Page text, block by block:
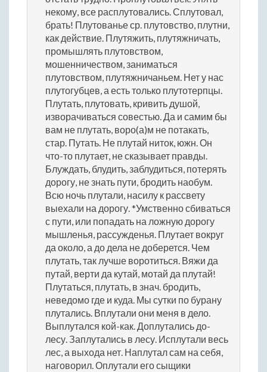
некому, все расплутовались. Сплутовал,
брать! Плутованье ср. плутовство, плутни,
как действие. Плутяжить, плутяжничать,
промышлять плутовством,
мошенничеством, заниматься
плутовством, плутяжничаньем. Нет у нас
плутогубцев, а есть только плутотерпцы.
Плутать, плутовать, кривить душой,
изворачиваться совестью. Да и самим бы
вам не плутать, воро(а)м не потакать,
стар. Путать. Не плутай ниток, южн. Он
что-то плутает, не сказывает правды.
Блуждать, блудить, заблудиться, потерять
дорогу, не знать пути, бродить наобум.
Всю ночь плутали, насилу к рассвету
выехали на дорогу. *Умственно сбиваться
с пути, или попадать на ложную дорогу
мышленья, рассужденья. Плутает вокруг
да около, а до дела не доберется. Чем
плутать, так лучше воротиться. Вяжи да
путай, верти да кутай, мотай да плутай!
Плутаться, плутать, в знач. бродить,
неведомо где и куда. Мы сутки по бурану
плутались. Вплутали они меня в дело.
Выплутался кой-как. Доплутались до-
лесу. Заплутались в лесу. Исплутали весь
лес, а выхода нет. Наплутал сам на себя,
наговорил. Оплутали его сыщики